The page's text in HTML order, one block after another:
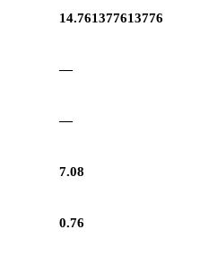
14.761377613776
—
—
7.08
0.76